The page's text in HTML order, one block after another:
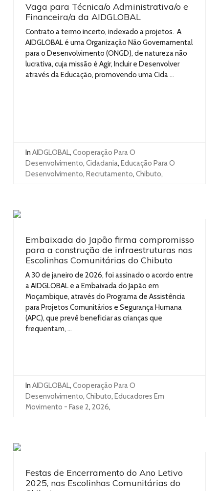
Vaga para Técnica/o Administrativa/o e
Financeira/a da AIDGLOBAL
Contrato a termo incerto, indexado a projetos. A
AIDGLOBAL é uma Organização Não Governamental
para o Desenvolvimento (ONGD), de natureza não
lucrativa, cuja missão é Agir, Incluir e Desenvolver
através da Educação, promovendo uma Cida ...
In AIDGLOBAL, Cooperação Para O
Desenvolvimento, Cidadania, Educação Para O
Desenvolvimento, Recrutamento, Chibuto,
Embaixada do Japão firma compromisso
para a construção de infraestruturas nas
Escolinhas Comunitárias do Chibuto
A 30 de janeiro de 2026, foi assinado o acordo entre
a AIDGLOBAL e a Embaixada do Japão em
Moçambique, através do Programa de Assistência
para Projetos Comunitários e Segurança Humana
(APC), que prevê beneficiar as crianças que
frequentam, ...
In AIDGLOBAL, Cooperação Para O
Desenvolvimento, Chibuto, Educadores Em
Movimento - Fase 2, 2026,
Festas de Encerramento do Ano Letivo
2025, nas Escolinhas Comunitárias do